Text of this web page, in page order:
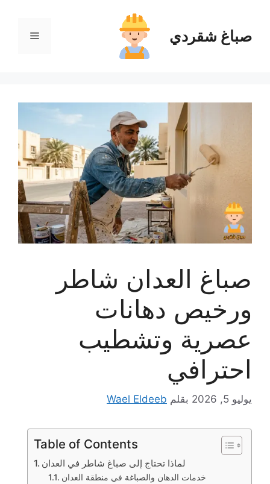
المحتوىصباغ شقردي القائمة
صباغ العدان شاطر
ورخيص دهانات
عصرية وتشطيب
احترافي
يوليو 5, 2026 بقلم Wael Eldeeb
Table of Contents
لماذا تحتاج إلى صباغ شاطر في العدان
خدمات الدهان والصباغة في منطقة العدان